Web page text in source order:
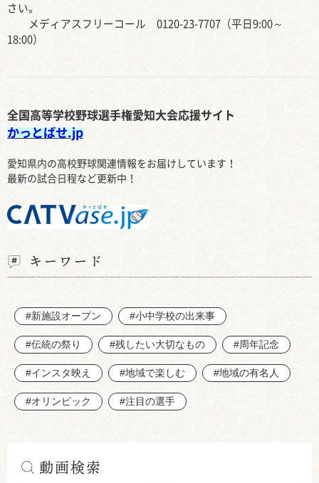
さい。
メディアスフリーコール 0120-23-7707（平日9:00～
18:00）
全国高等学校野球選手権愛知大会応援サイト
かっとばせ.jp
愛知県内の高校野球関連情報をお届けしています！
最新の試合日程など更新中！
キーワード
#新施設オープン #小中学校の出来事
#伝統の祭り #残したい大切なもの #周年記念
#インスタ映え #地域で楽しむ #地域の有名人
#オリンピック #注目の選手
動画検索